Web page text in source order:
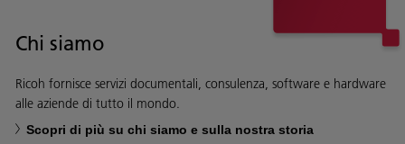
Chi siamo
Ricoh fornisce servizi documentali, consulenza, software e hardware
alle aziende di tutto il mondo.
Scopri di più su chi siamo e sulla nostra storia